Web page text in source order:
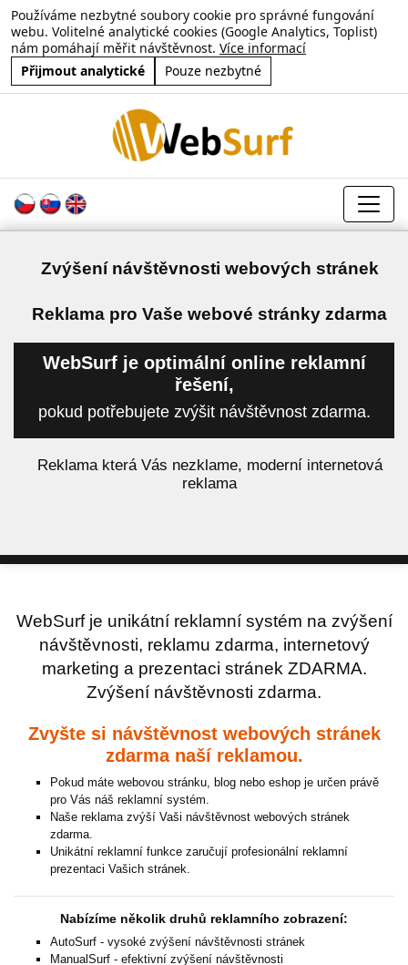
Používáme nezbytné soubory cookie pro správné fungování
webu. Volitelné analytické cookies (Google Analytics, Toplist)
nám pomáhají měřit návštěvnost. Více informací
Přijmout analytické
Pouze nezbytné
Zvýšení návštěvnosti webových stránek
Reklama pro Vaše webové stránky zdarma
WebSurf je optimální online reklamní
řešení,
pokud potřebujete zvýšit návštěvnost zdarma.
Reklama která Vás nezklame, moderní internetová
reklama
WebSurf je unikátní reklamní systém na zvýšení
návštěvnosti, reklamu zdarma, internetový
marketing a prezentaci stránek ZDARMA.
Zvýšení návštěvnosti zdarma.
Zvyšte si návštěvnost webových stránek
zdarma naší reklamou.
Pokud máte webovou stránku, blog nebo eshop je určen právě
pro Vás náš reklamní systém.
Naše reklama zvýší Vaši návštěvnost webových stránek
zdarma.
Unikátní reklamní funkce zaručují profesionální reklamní
prezentaci Vašich stránek.
Nabízíme několik druhů reklamního zobrazení:
AutoSurf - vysoké zvýšení návštěvnosti stránek
ManualSurf - efektivní zvýšení návštěvnosti